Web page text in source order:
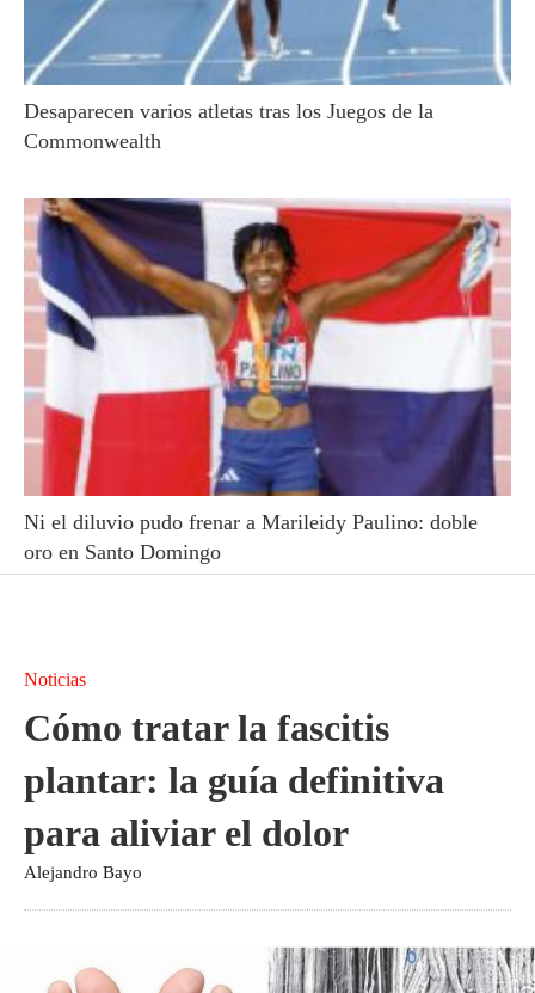
Desaparecen varios atletas tras los Juegos de la
Commonwealth
Ni el diluvio pudo frenar a Marileidy Paulino: doble
oro en Santo Domingo